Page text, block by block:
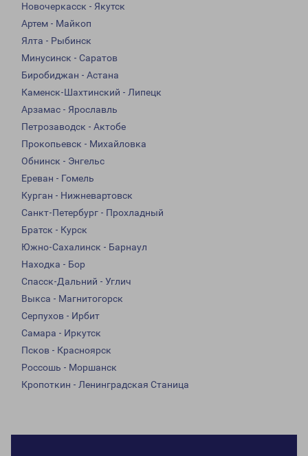
Новочеркасск - Якутск
Артем - Майкоп
Ялта - Рыбинск
Минусинск - Саратов
Биробиджан - Астана
Каменск-Шахтинский - Липецк
Арзамас - Ярославль
Петрозаводск - Актобе
Прокопьевск - Михайловка
Обнинск - Энгельс
Ереван - Гомель
Курган - Нижневартовск
Санкт-Петербург - Прохладный
Братск - Курск
Южно-Сахалинск - Барнаул
Находка - Бор
Спасск-Дальний - Углич
Выкса - Магнитогорск
Серпухов - Ирбит
Самара - Иркутск
Псков - Красноярск
Россошь - Моршанск
Кропоткин - Ленинградская Станица